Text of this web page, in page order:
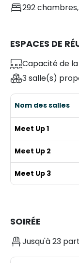
292 chambres
ESPACES DE
Capacité de
3 salle(s)
Nom des salles
Meet Up 1
Meet Up 2
Meet Up 3
SOIRÉE
Jusqu'à 23